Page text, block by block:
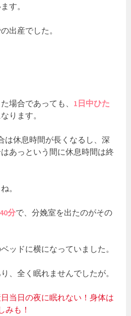
す。
出産でした。
場合であっても、 1日中ひた
ります。
は休息時間が長くなるし、深
あっという間に休息時間は終
。
分で、分娩室を出たのがその
ッドに横になっていました。
、全く眠れませんでしたが。
当日の夜に眠れない！身体は
みも！